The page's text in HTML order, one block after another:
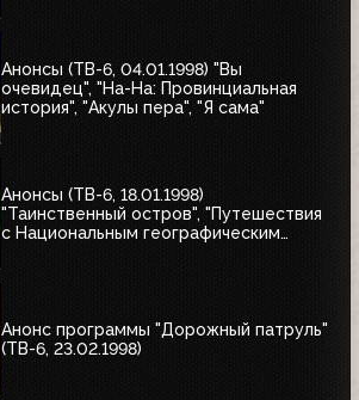
Анонсы (ТВ-6, 04.01.1998) "Вы
очевидец", "На-На: Провинциальная
история", "Акулы пера", "Я сама"
Анонсы (ТВ-6, 18.01.1998)
"Таинственный остров", "Путешествия
с Национальным географическим
Анонс программы "Дорожный патруль"
(ТВ-6, 23.02.1998)